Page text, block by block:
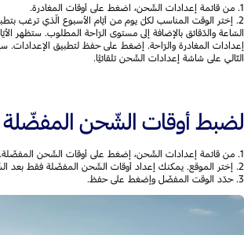
1. من قائمة إعدادات الشّحن، اضغط على أوقات المغادرة.
2. إختر الوقت المناسب لكلّ يوم من أيّام الأسبوع الّذي ترغب
السّاعة والدّقائق بالإضافة إلى مستوى الرّاحة المطلوب. ستظهر
إعدادات المغادرة والرّاحة. إضغط على حفظ لتطبيق
التّالي على شاشة إعدادات الشّحن تلقائيًّا.
لضبط أوقات الشّحن
1. من قائمة إعدادات الشّحن، إضغط على أوقات الشّحن المفضّلة.
2. إختر الموقع. يمكنك إعداد أوقات الشّحن المفضّلة فقط بعد الشّحن في هذا الموقع.
3. حدّد الوقت المفضّل وإضغط على حفظ.